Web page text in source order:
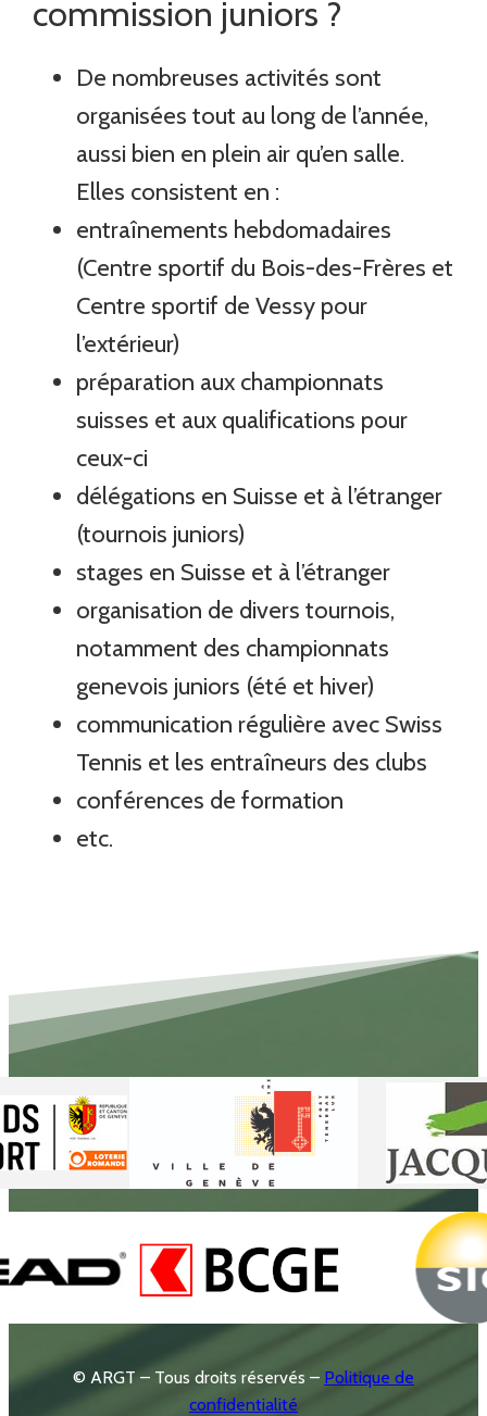
commission juniors ?
De nombreuses activités sont
organisées tout au long de l’année,
aussi bien en plein air qu’en salle.
Elles consistent en :
entraînements hebdomadaires
(Centre sportif du Bois-des-Frères et
Centre sportif de Vessy pour
l’extérieur)
préparation aux championnats
suisses et aux qualifications pour
ceux-ci
délégations en Suisse et à l’étranger
(tournois juniors)
stages en Suisse et à l’étranger
organisation de divers tournois,
notamment des championnats
genevois juniors (été et hiver)
communication régulière avec Swiss
Tennis et les entraîneurs des clubs
conférences de formation
etc.
© ARGT – Tous droits réservés – Politique de
confidentialité